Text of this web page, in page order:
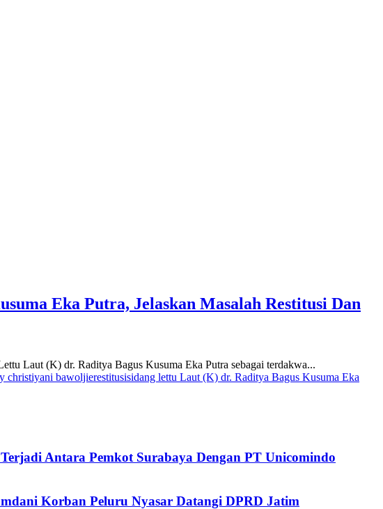
Eka Putra, Jelaskan Masalah Restitusi Dan
Laut (K) dr. Raditya Bagus Kusuma Eka Putra sebagai terdakwa...
christiyani bawoljierestitusisidang lettu Laut (K) dr. Raditya Bagus Kusuma Eka
Antara Pemkot Surabaya Dengan PT Unicomindo
Korban Peluru Nyasar Datangi DPRD Jatim